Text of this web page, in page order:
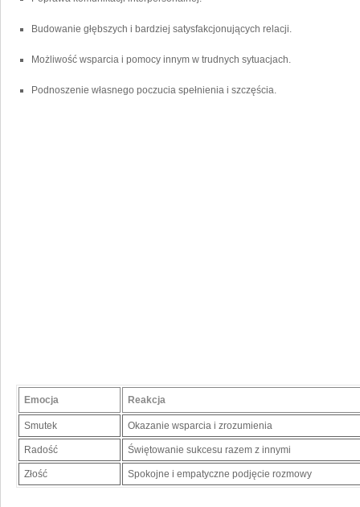
Budowanie głębszych ‌i bardziej satysfakcjonujących relacji.
Możliwość wsparcia i pomocy innym w trudnych sytuacjach.
Podnoszenie własnego poczucia ‌spełnienia i szczęścia.
Emocja Reakcja
Smutek Okazanie wsparcia i zrozumienia
Radość Świętowanie sukcesu razem z innymi
Złość Spokojne i empatyczne podjęcie rozmowy